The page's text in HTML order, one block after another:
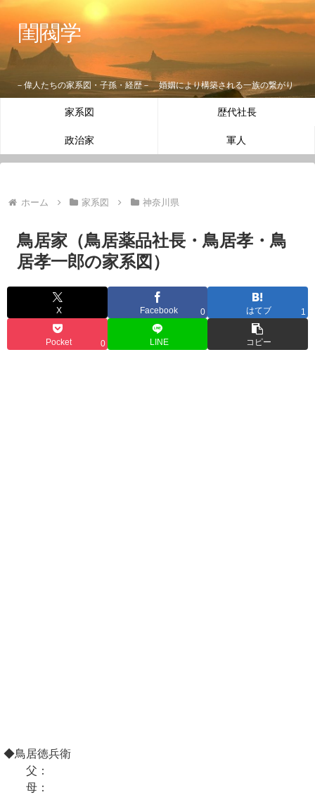
閨閥学
－偉人たちの家系図・子孫・経歴－ 婚姻により構築される一族の繋がり
家系図 歴代社長
政治家 軍人
ホーム 家系図 神奈川県
鳥居家（鳥居薬品社長・鳥居孝・鳥
居孝一郎の家系図）
X Facebook 0 はてブ 1
Pocket 0 LINE コピー
◆鳥居徳兵衛
父：
母：